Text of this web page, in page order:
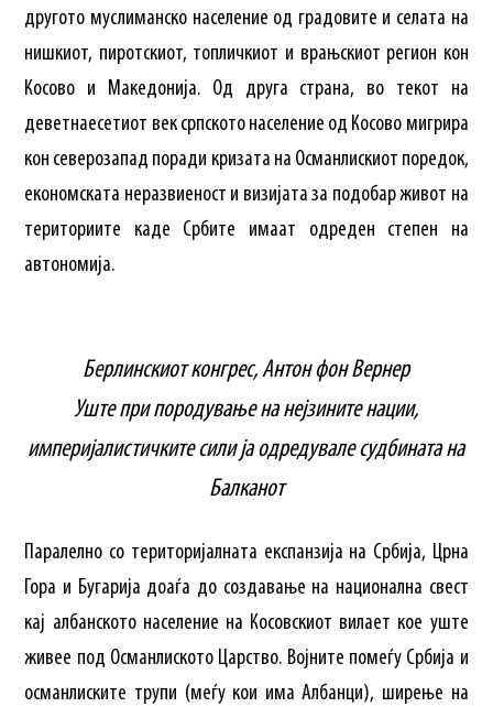
другото муслиманско население од градовите и селата на
нишкиот, пиротскиот, топличкиот и врањскиот регион кон
Косово и Македонија. Од друга страна, во текот на
деветнаесетиот век српското население од Косово мигрира
кон северозапад поради кризата на Османлискиот поредок,
економската неразвиеност и визијата за подобар живот на
териториите каде Србите имаат одреден степен на
автономија.
Берлинскиот конгрес, Антон фон Вернер
Уште при породување на нејзините нации,
империјалистичките сили ја одредувале судбината на
Балканот
Паралелно со територијалната експанзија на Србија, Црна
Гора и Бугарија доаѓа до создавање на национална свест
кај албанското население на Косовскиот вилает кое уште
живее под Османлиското Царство. Војните помеѓу Србија и
османлиските трупи (меѓу кои има Албанци), ширење на